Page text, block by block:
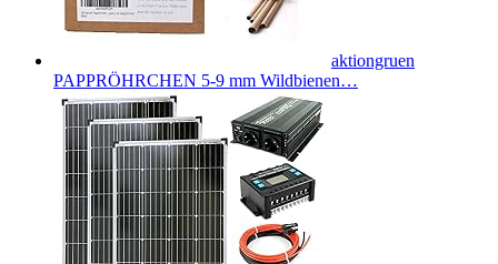
aktiongruen
PAPPRÖHRCHEN 5-9 mm Wildbienen…